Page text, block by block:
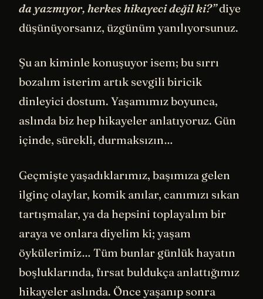
da yazmıyor, herkes hikayeci değil ki?”diye
düşünüyorsanız, üzgünüm yanılıyorsunuz.
Şu an kiminle konuşuyor isem; bu sırrı
bozalım isterim artık sevgili biricik
dinleyici dostum. Yaşamımız boyunca,
aslında biz hep hikayeler anlatıyoruz. Gün
içinde, sürekli, durmaksızın…
Geçmişte yaşadıklarımız, başımıza gelen
ilginç olaylar, komik anılar, canımızı sıkan
tartışmalar, ya da hepsini toplayalım bir
araya ve onlara diyelim ki; yaşam
öykülerimiz… Tüm bunlar günlük hayatın
boşluklarında, fırsat buldukça anlattığımız
hikayeler aslında. Önce yaşanıp sonra